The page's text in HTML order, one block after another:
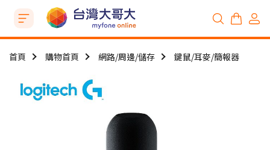
首頁 購物首頁 網路/周邊/儲存 鍵鼠/耳麥/簡報器